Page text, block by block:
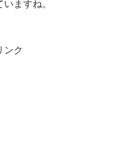
ますね。
ンク